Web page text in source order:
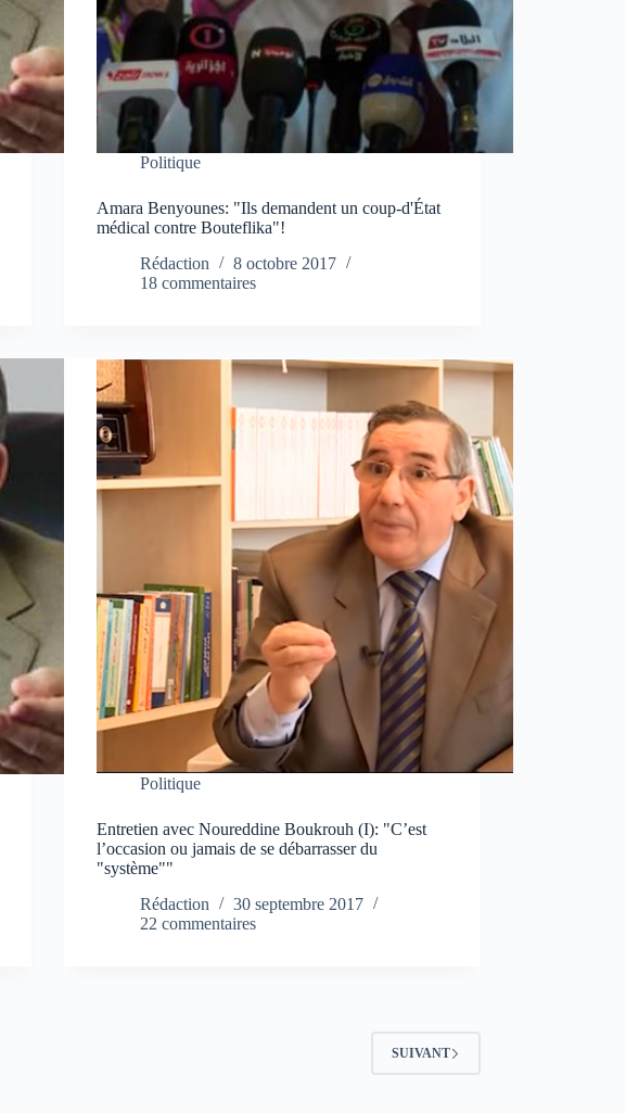
Politique
Amara Benyounes: "Ils demandent un coup-d'État
médical contre Bouteflika"!
Rédaction
8 octobre 2017
18 commentaires
Politique
Entretien avec Noureddine Boukrouh (I): "C’est
l’occasion ou jamais de se débarrasser du
"système""
Rédaction
30 septembre 2017
22 commentaires
SUIVANT